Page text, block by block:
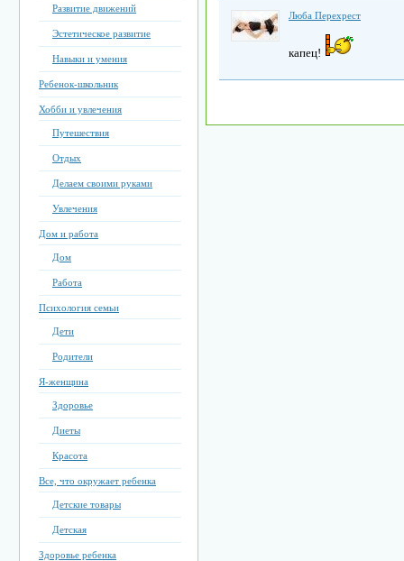
Развитие движений
Эстетическое развитие
Навыки и умения
Ребенок-школьник
Хобби и увлечения
Путешествия
Отдых
Делаем своими руками
Увлечения
Дом и работа
Дом
Работа
Психология семьи
Дети
Родители
Я-женщина
Здоровье
Диеты
Красота
Все, что окружает ребенка
Детские товары
Детская
Здоровье ребенка
Люба Перехрест
капец!